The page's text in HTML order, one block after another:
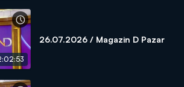
26.07.2026 / Magazin D Pazar